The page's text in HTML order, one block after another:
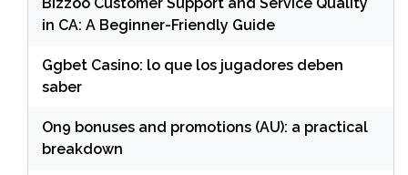
in CA: A Beginner-Friendly Guide
Ggbet Casino: lo que los jugadores deben
saber
On9 bonuses and promotions (AU): a practical
breakdown